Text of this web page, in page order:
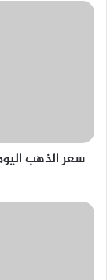
سعر
26
مايو
محلات
"التربية